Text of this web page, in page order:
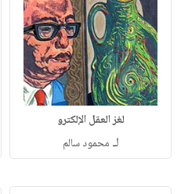
لغز العقل الإلكترو
لـ محمود سالم